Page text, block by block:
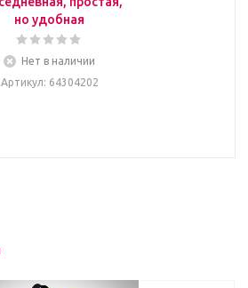
но удобная
Нет в наличии
Артикул: 64304202